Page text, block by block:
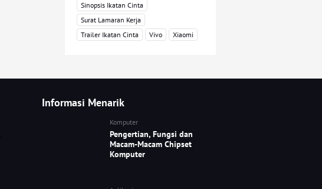
Sinopsis Ikatan Cinta
Surat Lamaran Kerja
Trailer Ikatan Cinta
Vivo Xiaomi
Informasi Menarik
Komputer
Pengertian, Fungsi dan
Macam-Macam Chipset
Komputer